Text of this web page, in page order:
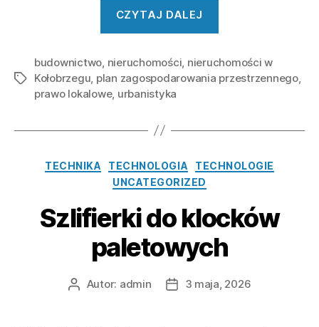
CZYTAJ DALEJ
żeby
z
za
rok”
Tagi
budownictwo nieruchomości nieruchomości w
Kołobrzegu plan zagospodarowania przestrzennego,
prawo lokalowe, urbanistyka
Kategorie
TECHNIKA TECHNOLOGIA
TECHNOLOGIE
UNCATEGORIZED
Szlifierki do klocków
paletowych
AutorAutor: admin
Data3 maja, 2026